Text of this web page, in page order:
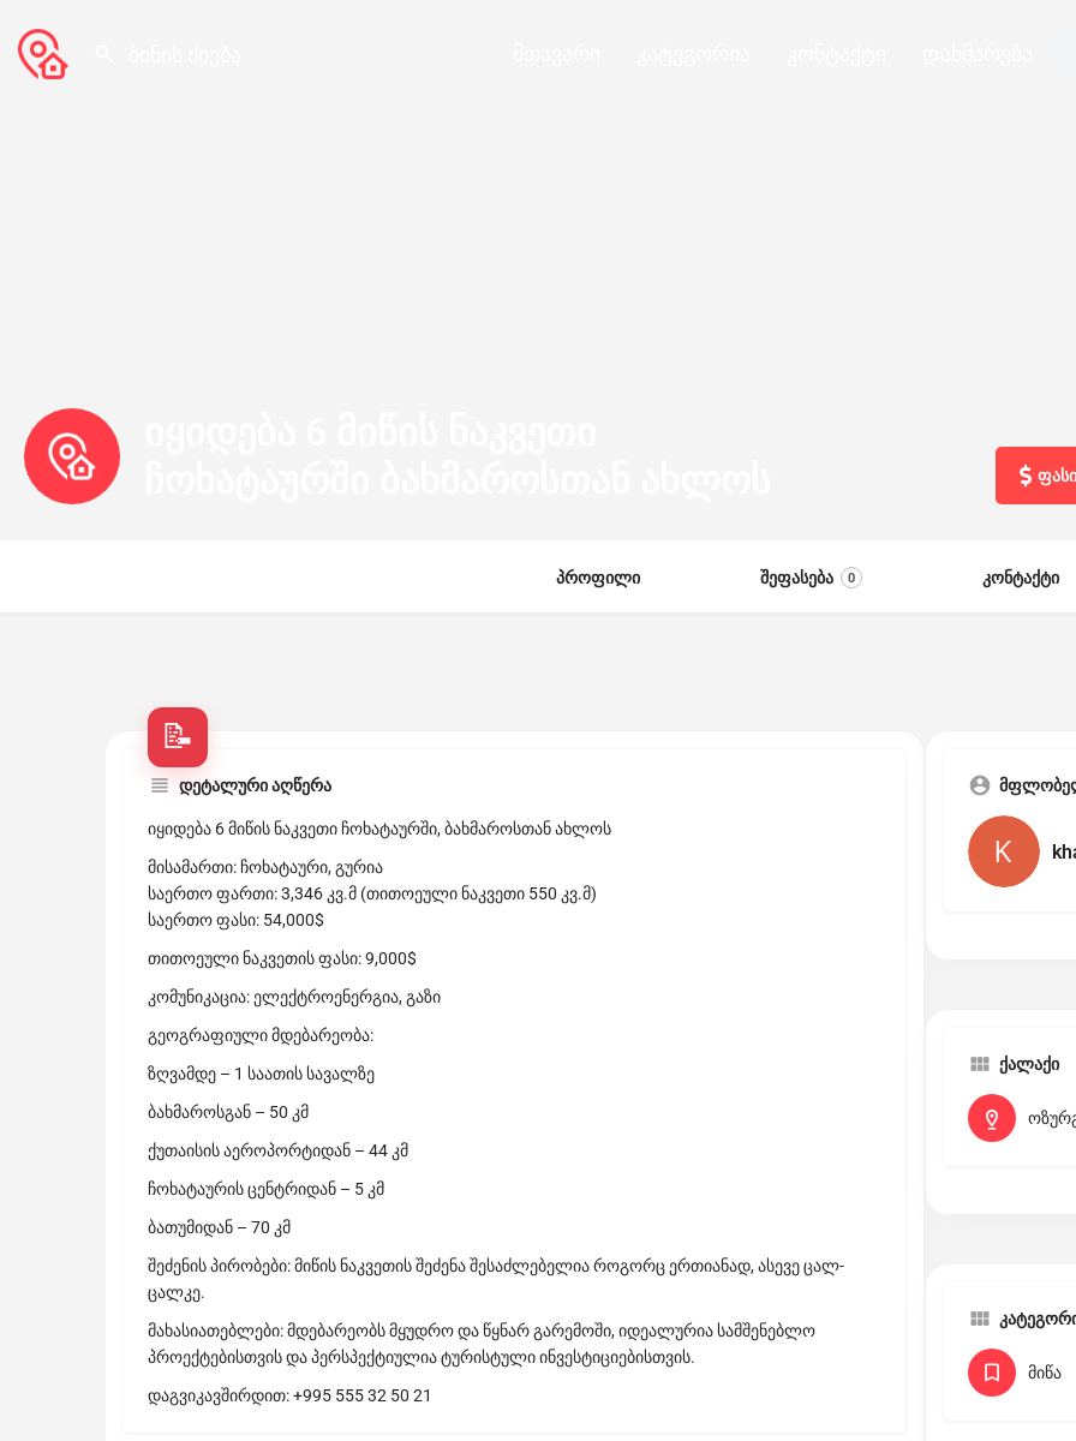
პროფილი შეფასება 0 კონტაქტი
დეტალური აღწერა
იყიდება 6 მიწის ნაკვეთი ჩოხატაურში, ბახმაროსთან ახლოს
მისამართი: ჩოხატაური, გურია
საერთო ფართი: 3,346 კვ.მ (თითოეული ნაკვეთი 550 კვ.მ)
საერთო ფასი: 54,000$
თითოეული ნაკვეთის ფასი: 9,000$
კომუნიკაცია: ელექტროენერგია, გაზი
გეოგრაფიული მდებარეობა:
ზღვამდე – 1 საათის სავალზე
ბახმაროსგან – 50 კმ
ქუთაისის აეროპორტიდან – 44 კმ
ჩოხატაურის ცენტრიდან – 5 კმ
ბათუმიდან – 70 კმ
შეძენის პირობები: მიწის ნაკვეთის შეძენა შესაძლებელია როგორც ერთიანად, ასევე ცალ-
ცალკე.
მახასიათებლები: მდებარეობს მყუდრო და წყნარ გარემოში, იდეალურია სამშენებლო
პროექტებისთვის და პერსპექტიულია ტურისტული ინვესტიციებისთვის.
დაგვიკავშირდით: +995 555 32 50 21
ქალაქი
მიწა